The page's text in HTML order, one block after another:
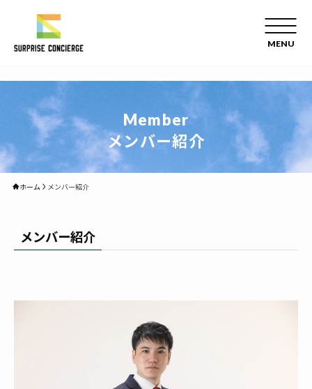
member
メンバー紹介
ホーム メンバー紹介
メンバー紹介